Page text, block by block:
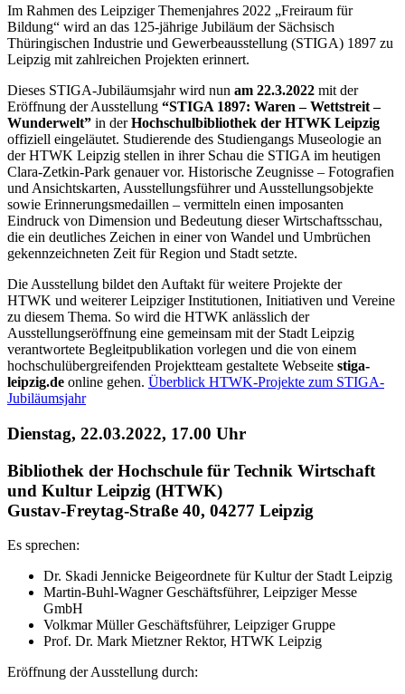
Im Rahmen des Leipziger Themenjahres 2022 „Freiraum für
Bildung“ wird an das 125-jährige Jubiläum der Sächsisch
Thüringischen Industrie und Gewerbeausstellung (STIGA) 1897 zu
Leipzig mit zahlreichen Projekten erinnert.
Dieses STIGA-Jubiläumsjahr wird nun am 22.3.2022 mit der
Eröffnung der Ausstellung “STIGA 1897: Waren – Wettstreit –
Wunderwelt” in derHochschulbibliothek der HTWK Leipzig
offiziell eingeläutet. Studierende des Studiengangs Museologie an
der HTWK Leipzig stellen in ihrer Schau die STIGA im heutigen
Clara-Zetkin-Park genauer vor. Historische Zeugnisse – Fotografien
und Ansichtskarten, Ausstellungsführer und Ausstellungsobjekte
sowie Erinnerungsmedaillen – vermitteln einen imposanten
Eindruck von Dimension und Bedeutung dieser Wirtschaftsschau,
die ein deutliches Zeichen in einer von Wandel und Umbrüchen
gekennzeichneten Zeit für Region und Stadt setzte.
Die Ausstellung bildet den Auftakt für weitere Projekte der
HTWK und weiterer Leipziger Institutionen, Initiativen und Vereine
zu diesem Thema. So wird die HTWK anlässlich der
Ausstellungseröffnung eine gemeinsam mit der Stadt Leipzig
verantwortete Begleitpublikation vorlegen und die von einem
hochschulübergreifenden Projektteam gestaltete Webseite stiga-
leipzig.de online gehen. Überblick HTWK-Projekte zum STIGA-
Jubiläumsjahr
Dienstag, 22.03.2022, 17.00 Uhr
Bibliothek der Hochschule für Technik Wirtschaft
und Kultur Leipzig (HTWK)
Gustav-Freytag-Straße 40, 04277 Leipzig
Es sprechen:
Dr. Skadi Jennicke Beigeordnete für Kultur der Stadt Leipzig
Martin-Buhl-Wagner Geschäftsführer, Leipziger Messe
GmbH
Volkmar Müller Geschäftsführer, Leipziger Gruppe
Prof. Dr. Mark Mietzner Rektor, HTWK Leipzig
Eröffnung der Ausstellung durch: